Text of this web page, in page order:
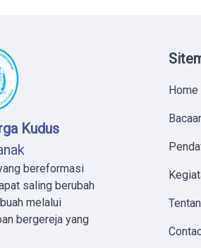
Kudus
bereformasi
saling berubah
melalui
bergereja yang
Home